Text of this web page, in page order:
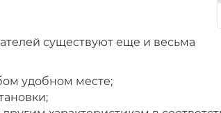
существуют еще и весьма
удобном месте;